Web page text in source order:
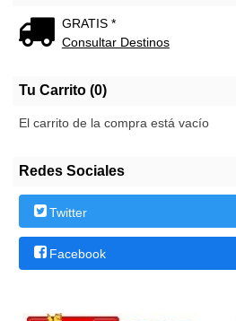
GRATIS *
Consultar Destinos
Tu Carrito (0)
El carrito de la compra está vacío
Redes Sociales
Twitter
Facebook